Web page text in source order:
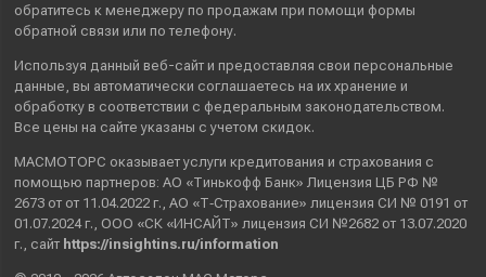
обратитесь к менеджеру по продажам при помощи формы
обратной связи или по телефону.
Используя данный веб-сайт и предоставляя свои персональные
данные , вы автоматически соглашаетесь на их хранение и
обработку в соответствии с федеральным законодательством.
Все цены на сайте указаны с учетом скидок.
МАСМОТОРС оказывает услуги кредитования и страхования с
помощью партнеров: АО «Тинькофф Банк» Лицензия ЦБ РФ №
2673 от от 11.04.2022 г., АО «Т‑Страхование» лицензия СИ № 0191 от
01.07.2024 г., ООО «СК «ИНСАЙТ» лицензия СИ №2682 от 13.07.2020
г., сайт https://insightins.ru/information